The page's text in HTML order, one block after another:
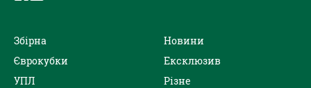
Збірна
Єврокубки
УПЛ
Новини
Ексклюзив
Різне